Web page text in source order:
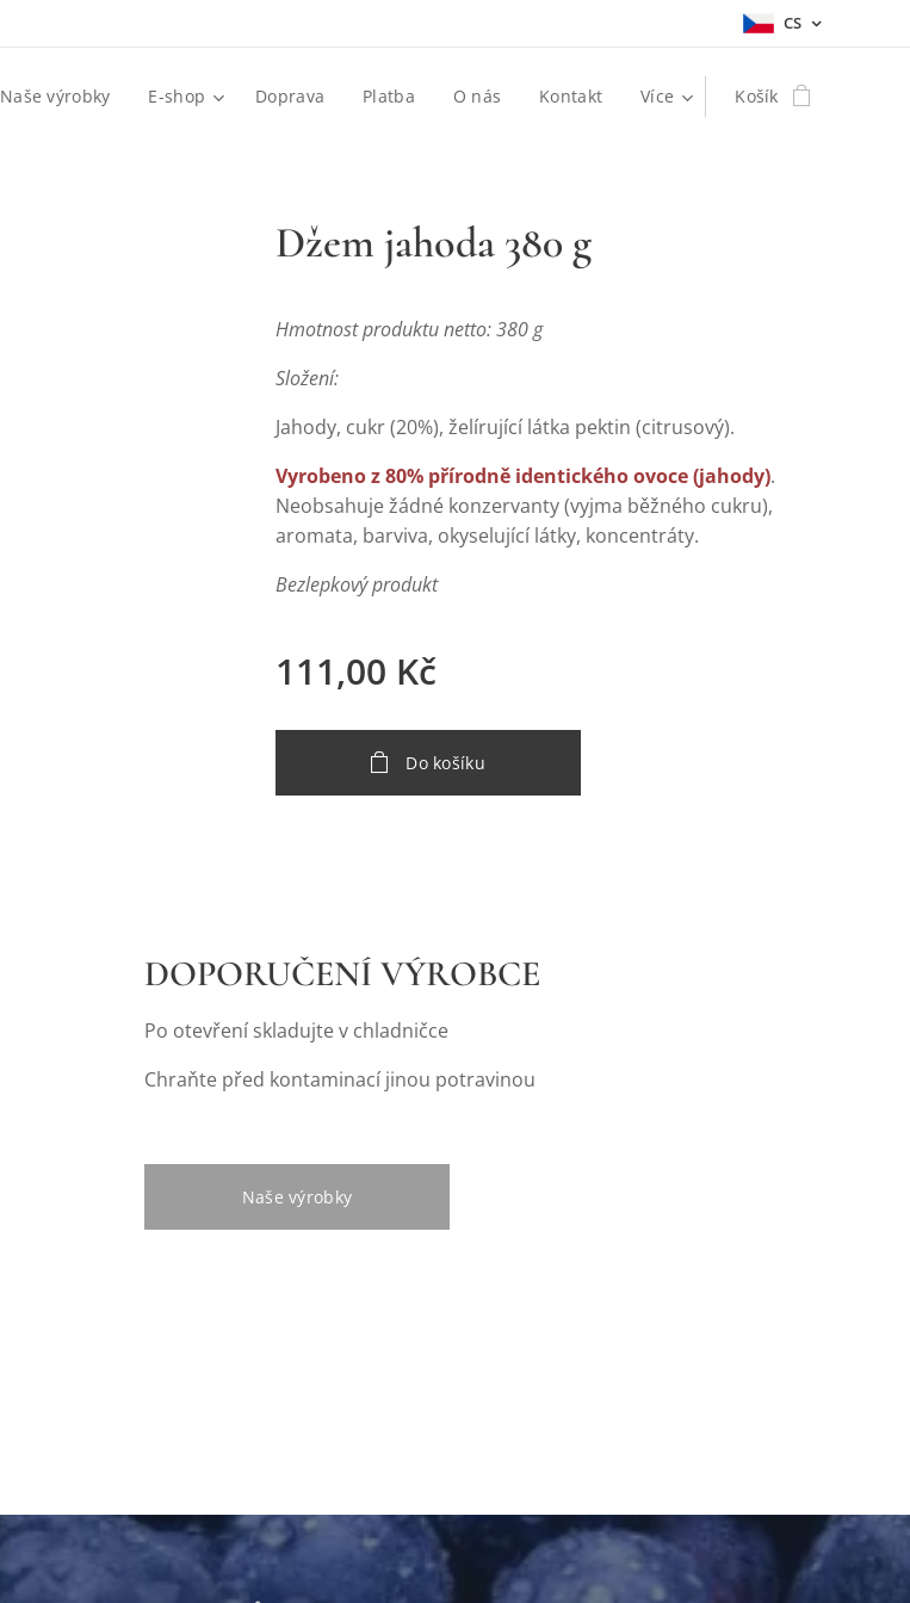
CS
Naše výrobky E-shop Doprava Platba O nás Kontakt Více Košík
Džem jahoda 380 g
Hmotnost produktu netto: 380 g
Složení:
Jahody, cukr (20%), želírující látka pektin (citrusový).
Vyrobeno z 80% přírodně identického ovoce (jahody).
Neobsahuje žádné konzervanty (vyjma běžného cukru),
aromata, barviva, okyselující látky, koncentráty.
Bezlepkový produkt
111,00 Kč
Do košíku
DOPORUČENÍ VÝROBCE
Po otevření skladujte v chladničce
Chraňte před kontaminací jinou potravinou
Naše výrobky